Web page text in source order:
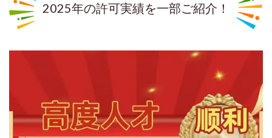
2025年の許可実績を一部ご紹介！